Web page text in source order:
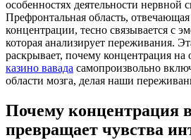
особенностях деятельности нервной
Префронтальная область, отвечающая
концентрации, тесно связывается с
которая анализирует переживания.
раскрывает, почему концентрация на
казино вавада самопроизвольно
области мозга, делая наши
Почему концентрация
превращает чувства